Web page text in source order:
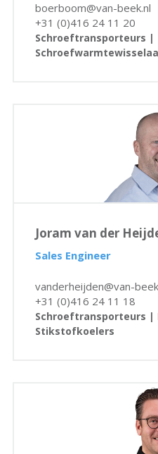
boerboom@van-beek.nl
+31 (0)416 24 11 20
Schroeftransporteurs |
Joram van der
Sales Engineer
vanderheijden@van-
+31 (0)416 24 11 18
Schroeftransporteurs |
Stikstofkoelers